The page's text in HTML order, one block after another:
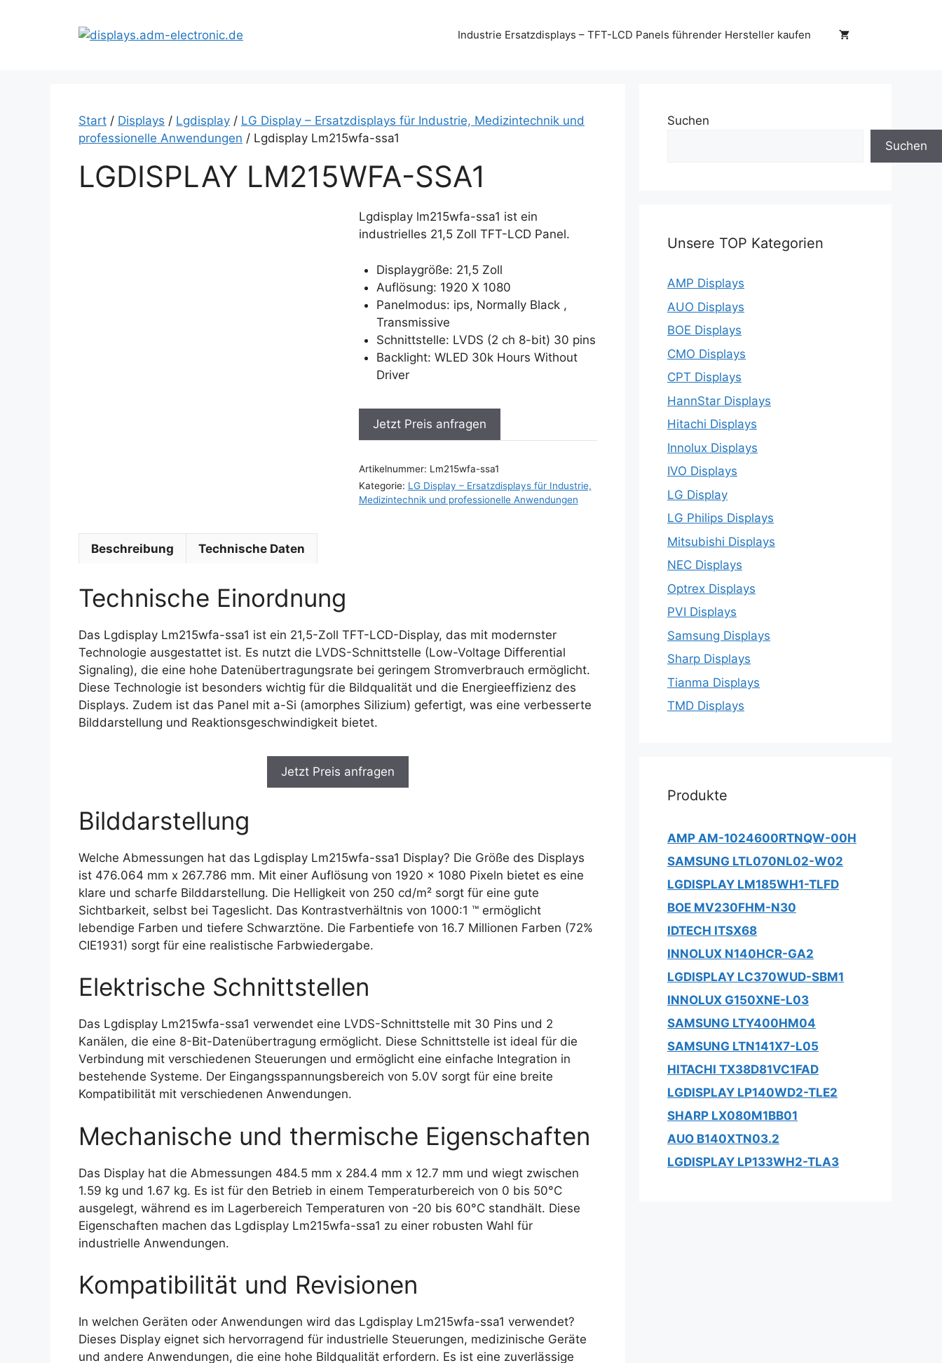
Industrie Ersatzdisplays – TFT-LCD Panels führender Hersteller kaufen
Start / Displays / Lgdisplay / LG Display – Ersatzdisplays für Industrie, Medizintechnik und
professionelle Anwendungen / Lgdisplay Lm215wfa-ssa1
LGDISPLAY LM215WFA-SSA1
Lgdisplay lm215wfa-ssa1 ist ein
industrielles 21,5 Zoll TFT-LCD Panel.
Displaygröße: 21,5 Zoll
Auflösung: 1920 X 1080
Panelmodus: ips, Normally Black ,
Transmissive
Schnittstelle: LVDS (2 ch 8-bit) 30 pins
Backlight: WLED 30k Hours Without
Driver
Jetzt Preis anfragen
Artikelnummer: Lm215wfa-ssa1
Kategorie: LG Display – Ersatzdisplays für Industrie,
Medizintechnik und professionelle Anwendungen
Beschreibung Technische Daten
Technische Einordnung
Das Lgdisplay Lm215wfa-ssa1 ist ein 21,5-Zoll TFT-LCD-Display, das mit modernster
Technologie ausgestattet ist. Es nutzt die LVDS-Schnittstelle (Low-Voltage Differential
Signaling), die eine hohe Datenübertragungsrate bei geringem Stromverbrauch ermöglicht.
Diese Technologie ist besonders wichtig für die Bildqualität und die Energieeffizienz des
Displays. Zudem ist das Panel mit a-Si (amorphes Silizium) gefertigt, was eine verbesserte
Bilddarstellung und Reaktionsgeschwindigkeit bietet.
Jetzt Preis anfragen
Bilddarstellung
Welche Abmessungen hat das Lgdisplay Lm215wfa-ssa1 Display? Die Größe des Displays
ist 476.064 mm x 267.786 mm. Mit einer Auflösung von 1920 x 1080 Pixeln bietet es eine
klare und scharfe Bilddarstellung. Die Helligkeit von 250 cd/m² sorgt für eine gute
Sichtbarkeit, selbst bei Tageslicht. Das Kontrastverhältnis von 1000:1 ™ ermöglicht
lebendige Farben und tiefere Schwarztöne. Die Farbentiefe von 16.7 Millionen Farben (72%
CIE1931) sorgt für eine realistische Farbwiedergabe.
Elektrische Schnittstellen
Das Lgdisplay Lm215wfa-ssa1 verwendet eine LVDS-Schnittstelle mit 30 Pins und 2
Kanälen, die eine 8-Bit-Datenübertragung ermöglicht. Diese Schnittstelle ist ideal für die
Verbindung mit verschiedenen Steuerungen und ermöglicht eine einfache Integration in
bestehende Systeme. Der Eingangsspannungsbereich von 5.0V sorgt für eine breite
Kompatibilität mit verschiedenen Anwendungen.
Mechanische und thermische Eigenschaften
Das Display hat die Abmessungen 484.5 mm x 284.4 mm x 12.7 mm und wiegt zwischen
1.59 kg und 1.67 kg. Es ist für den Betrieb in einem Temperaturbereich von 0 bis 50°C
ausgelegt, während es im Lagerbereich Temperaturen von -20 bis 60°C standhält. Diese
Eigenschaften machen das Lgdisplay Lm215wfa-ssa1 zu einer robusten Wahl für
industrielle Anwendungen.
Kompatibilität und Revisionen
In welchen Geräten oder Anwendungen wird das Lgdisplay Lm215wfa-ssa1 verwendet?
Dieses Display eignet sich hervorragend für industrielle Steuerungen, medizinische Geräte
und andere Anwendungen, die eine hohe Bildqualität erfordern. Es ist eine zuverlässige
Suchen
Suchen
Unsere TOP Kategorien
AMP Displays
AUO Displays
BOE Displays
CMO Displays
CPT Displays
HannStar Displays
Hitachi Displays
Innolux Displays
IVO Displays
LG Display
LG Philips Displays
Mitsubishi Displays
NEC Displays
Optrex Displays
PVI Displays
Samsung Displays
Sharp Displays
Tianma Displays
TMD Displays
Produkte
AMP AM-1024600RTNQW-00H
SAMSUNG LTL070NL02-W02
LGDISPLAY LM185WH1-TLFD
BOE MV230FHM-N30
IDTECH ITSX68
INNOLUX N140HCR-GA2
LGDISPLAY LC370WUD-SBM1
INNOLUX G150XNE-L03
SAMSUNG LTY400HM04
SAMSUNG LTN141X7-L05
HITACHI TX38D81VC1FAD
LGDISPLAY LP140WD2-TLE2
SHARP LX080M1BB01
AUO B140XTN03.2
LGDISPLAY LP133WH2-TLA3